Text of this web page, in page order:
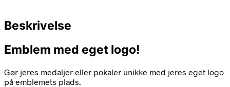
Beskrivelse
Emblem med eget logo!
Gør jeres medaljer eller pokaler unikke med jeres eget logo
på emblemets plads.